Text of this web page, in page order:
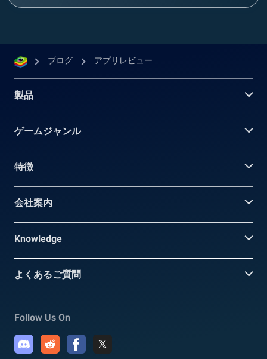
ブログ アプリレビュー
製品
ゲームジャンル
特徴
会社案内
Knowledge
よくあるご質問
Follow Us On